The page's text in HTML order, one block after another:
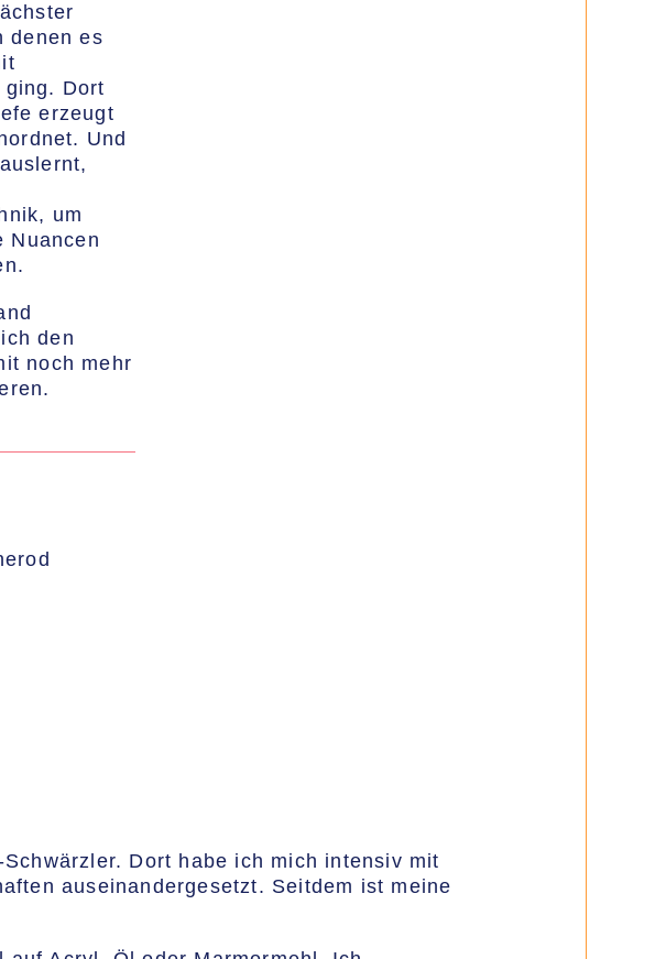
denen es
Dort
erzeugt
Und
um
Nuancen
den
noch mehr
Dort habe ich mich intensiv mit
auseinandergesetzt. Seitdem ist meine